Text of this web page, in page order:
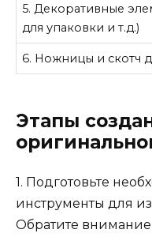
5. Декоративные
для упаковки и т.д.)
6. Ножницы и скотч
Этапы
1. Подготовьте
инструменты для
Обратите